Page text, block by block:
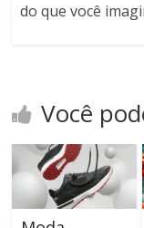
do que você
Você